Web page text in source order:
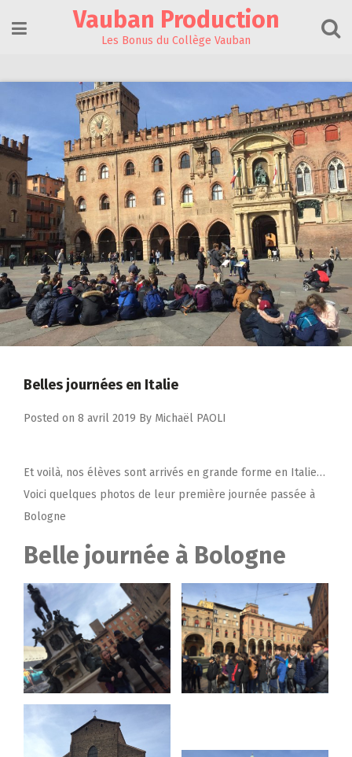
content
Vauban Production
Les Bonus du Collège Vauban
Belles journées en Italie
Posted on 8 avril 2019 By Michaël PAOLI
Et voilà, nos élèves sont arrivés en grande forme en Italie…
Voici quelques photos de leur première journée passée à
Bologne
Belle journée à Bologne